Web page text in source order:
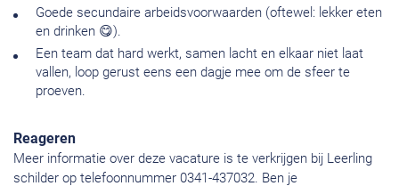
Goede secundaire arbeidsvoorwaarden (oftewel: lekker eten
en drinken 😋).
Een team dat hard werkt, samen lacht en elkaar niet laat
vallen, loop gerust eens een dagje mee om de sfeer te
proeven.
Reageren
Meer informatie over deze vacature is te verkrijgen bij Leerling
schilder op telefoonnummer 0341-437032. Ben je